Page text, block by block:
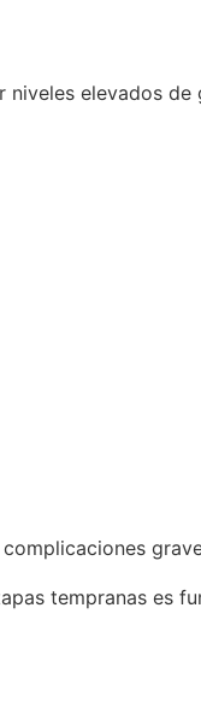
niveles elevados
tempranas es